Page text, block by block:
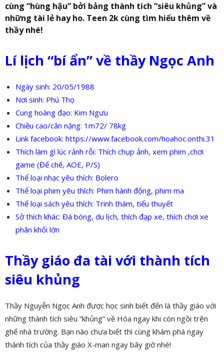
cùng “hùng hậu” bởi bảng thành tích “siêu khủng” và
những tài lẻ hay ho. Teen 2k cùng tìm hiểu thêm về
thầy nhé!
Lí lịch “bí ẩn”về thầy Ngọc Anh
Ngày sinh: 20/05/1988
Nơi sinh: Phú Thọ
Cung hoàng đạo: Kim Ngưu
Chiều cao/cân nặng: 1m72/ 78kg
Link facebook: https://www.facebook.com/hoahoc.onthi.31
Thích làm gì lúc rảnh rỗi: Thích chụp ảnh, xem phim ,chơi
game (Đế chế, AOE, P/S)
Thể loại nhạc yêu thích: Bolero
Thể loại phim yêu thích: Phim hành động, phim ma
Thể loại sách yêu thích: Trinh thám, tiểu thuyết
Sở thích khác: Đá bóng, du lịch, thích đạp xe, thích chơi xe
phân khối lớn
Thầy giáo đa tài với thành tích
siêu khủng
Thầy Nguyễn Ngọc Anh được học sinh biết đến là thầy giáo với
những thành tích siêu “khủng” về Hóa ngay khi còn ngồi trên
ghế nhà trường. Bạn nào chưa biết thì cùng khám phá ngay
thành tích của thầy giáo X-man ngay bây giờ nhé!